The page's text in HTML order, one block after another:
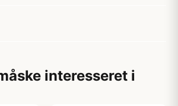
interesseret i